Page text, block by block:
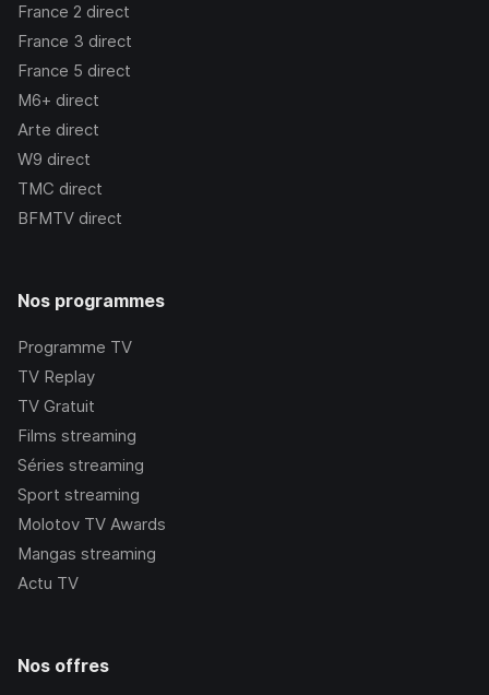
France 2 direct
France 3 direct
France 5 direct
M6+ direct
Arte direct
W9 direct
TMC direct
BFMTV direct
Nos programmes
Programme TV
TV Replay
TV Gratuit
Films streaming
Séries streaming
Sport streaming
Molotov TV Awards
Mangas streaming
Actu TV
Nos offres